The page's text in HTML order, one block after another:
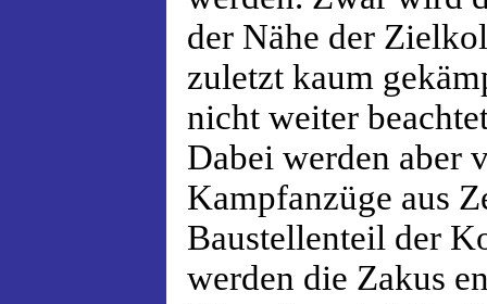
der Nähe der
zuletzt kaum
nicht weiter
Dabei werden aber
Kampfanzüge aus
Baustellenteil der
werden die Zakus